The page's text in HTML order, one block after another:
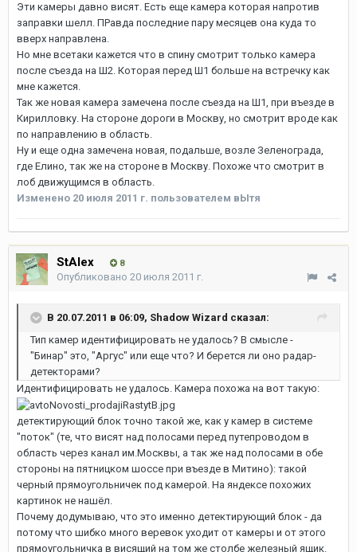
Эти камеры давно висят. Есть еще камера которая напротив
заправки шелл. ПРавда последние пару месяцев она куда то
вверх направлена.
Но мне всетаки кажется что в спину смотрит только камера
после съезда на Ш2. Которая перед Ш1 больше на встречку как
мне кажется.
Так же новая камера замечена после съезда на Ш1, при въезде в
Кирилловку. На стороне дороги в Москву, но смотрит вроде как
по направлению в область.
Ну и еще одна замечена новая, подальше, возле Зеленограда,
где Елино, так же на стороне в Москву. Похоже что смотрит в
лоб движущимся в область.
Изменено 20 июля 2011 г. пользователем вЫтя
StAlex 8
Опубликовано 20 июля 2011 г.
В 20.07.2011 в 06:09, Shadow Wizard сказал:
Тип камер идентифицировать не удалось? В смысле -
"Бинар" это, "Аргус" или еще что? И берется ли оно радар-
детекторами?
Идентифицировать не удалось. Камера похожа на вот такую:
детектирующий блок точно такой же, как у камер в системе
"поток" (те, что висят над полосами перед путепроводом в
область через канал им.Москвы, а так же над полосами в обе
стороны на пятницком шоссе при въезде в Митино): такой
черный прямоугольничек под камерой. На яндексе похожих
картинок не нашёл.
Почему додумываю, что это именно детектирующий блок - да
потому что шибко много веревок уходит от камеры и от этого
прямоугольничка в висящий на том же столбе железный ящик.